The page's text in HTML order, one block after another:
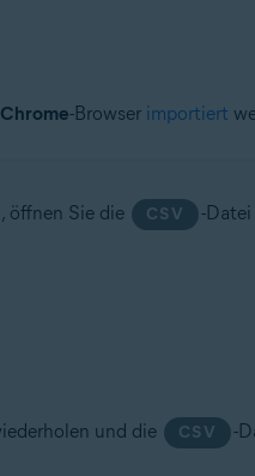
-Browser importiert
öffnen Sie die CSV
-
und die CSV
-